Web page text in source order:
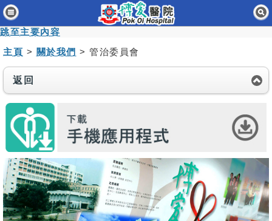
跳至主要內容
主頁
醫療服務
醫護專業人員
消息及活動
關於我們
聯絡我們
免責聲明
主頁 > 關於我們 > 管治委員會
返回